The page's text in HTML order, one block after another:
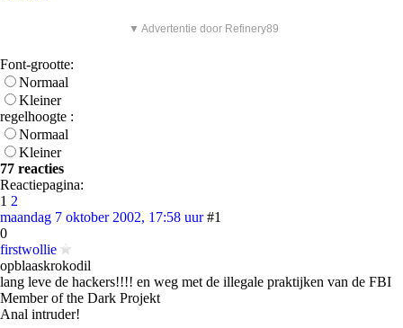
▼ Advertentie door Refinery89
Font-grootte:
Normaal
Kleiner
regelhoogte :
Normaal
Kleiner
77 reacties
Reactiepagina:
1 2
maandag 7 oktober 2002, 17:58 uur #1
0
firstwollie
opblaaskrokodil
lang leve de hackers!!!! en weg met de illegale praktijken van de FBI
Member of the Dark Projekt
Anal intruder!